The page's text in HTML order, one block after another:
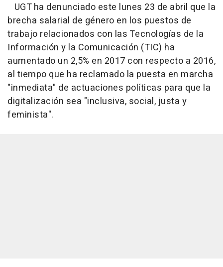
UGT ha denunciado este lunes 23 de abril que la
brecha salarial de género en los puestos de
trabajo relacionados con las Tecnologías de la
Información y la Comunicación (TIC) ha
aumentado un 2,5% en 2017 con respecto a 2016,
al tiempo que ha reclamado la puesta en marcha
"inmediata" de actuaciones políticas para que la
digitalización sea "inclusiva, social, justa y
feminista".